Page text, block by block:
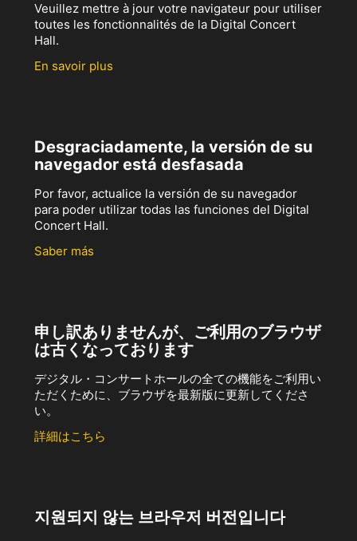
Veuillez mettre à jour votre navigateur pour utiliser
toutes les fonctionnalités de la Digital Concert
Hall.
En savoir plus
Desgraciadamente, la versión de su
navegador está desfasada
Por favor, actualice la versión de su navegador
para poder utilizar todas las funciones del Digital
Concert Hall.
Saber más
申し訳ありませんが、ご利用のブラウザ
は古くなっております
デジタル・コンサートホールの全ての機能をご利用い
ただくために、ブラウザを最新版に更新してくださ
い。
詳細はこちら
지원되지 않는 브라우저 버전입니다